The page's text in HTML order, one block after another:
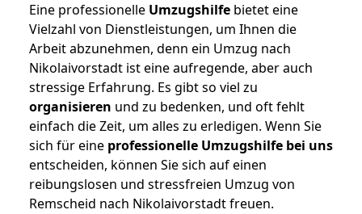
Eine professionelle Umzugshilfe bietet eine
Vielzahl von Dienstleistungen, um Ihnen die
Arbeit abzunehmen, denn ein Umzug nach
Nikolaivorstadt ist eine aufregende, aber auch
stressige Erfahrung. Es gibt so viel zu
organisieren und zu bedenken, und oft fehlt
einfach die Zeit, um alles zu erledigen. Wenn Sie
sich für eine professionelle Umzugshilfe bei uns
entscheiden, können Sie sich auf einen
reibungslosen und stressfreien Umzug von
Remscheid nach Nikolaivorstadt freuen.